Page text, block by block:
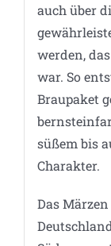
auch über
werden,
war. So
Braupaket
süßem bis
Charakter.
Das